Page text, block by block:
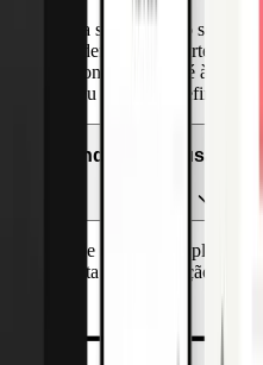
Para seleccionar o seu
predefinido na Carteira
iPhone e desça até à
o seu cartão predefinido
Onde posso usar o
Pode utilizar a Apple Pay
Basta ter em atenção um